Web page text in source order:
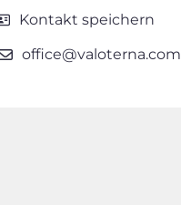
Kontakt speichern
office@valoterna.com